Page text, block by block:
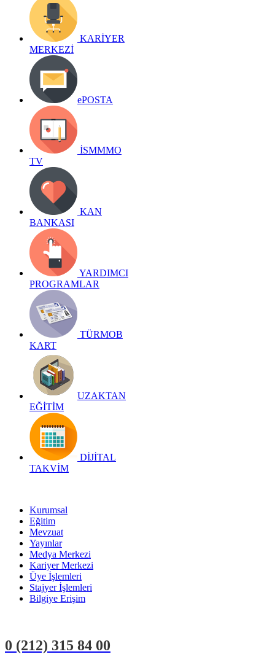
KARİYER
MERKEZİ
ePOSTA
İSMMMO
TV
KAN
BANKASI
YARDIMCI
PROGRAMLAR
TÜRMOB
KART
UZAKTAN
EĞİTİM
DİJİTAL
TAKVİM
Kurumsal
Eğitim
Mevzuat
Yayınlar
Medya Merkezi
Kariyer Merkezi
Üye İşlemleri
Stajyer İşlemleri
Bilgiye Erişim
0 (212) 315 84 00